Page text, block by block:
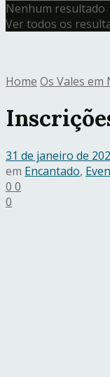
Nenhum resultado
Ver todos os
Home Os Vales em
31 de janeiro de
em Encantado,
0 0
0